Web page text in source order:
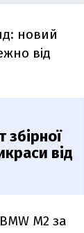
новий
від
збірної
від
М2 за